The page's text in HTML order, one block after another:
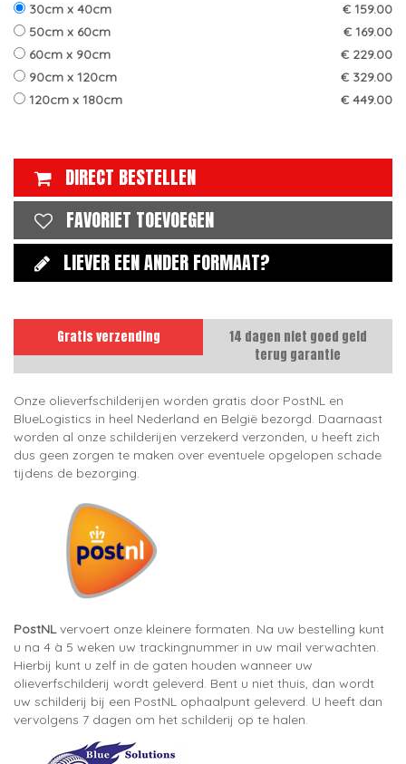
30cm x 40cm
€ 159.00
50cm x 60cm
€ 169.00
60cm x 90cm
€ 229.00
90cm x 120cm
€ 329.00
120cm x 180cm
€ 449.00
DIRECT BESTELLEN
FAVORIET TOEVOEGEN
LIEVER EEN ANDER FORMAAT?
Gratis verzending
14 dagen niet goed geld
terug garantie
Onze olieverfschilderijen worden gratis door PostNL en
BlueLogistics in heel Nederland en België bezorgd. Daarnaast
worden al onze schilderijen verzekerd verzonden, u heeft zich
dus geen zorgen te maken over eventuele opgelopen schade
tijdens de bezorging.
PostNLvervoert onze kleinere formaten. Na uw bestelling kunt
u na 4 à 5 weken uw trackingnummer in uw mail verwachten.
Hierbij kunt u zelf in de gaten houden wanneer uw
olieverfschilderij wordt geleverd. Bent u niet thuis, dan wordt
uw schilderij bij een PostNL ophaalpunt geleverd. U heeft dan
vervolgens 7 dagen om het schilderij op te halen.